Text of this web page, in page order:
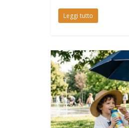
Leggi tutto